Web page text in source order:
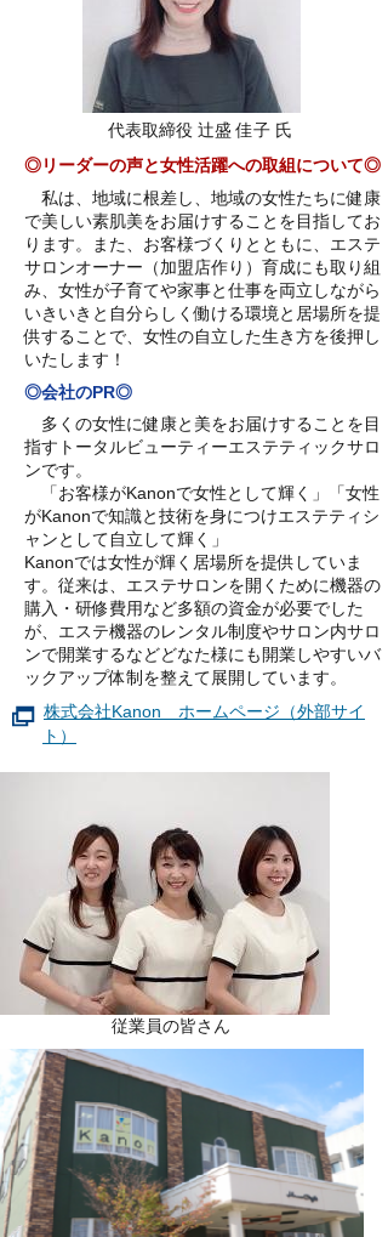
代表取締役 辻盛 佳子 氏
◎リーダーの声と女性活躍への取組について◎
私は、地域に根差し、地域の女性たちに健康
で美しい素肌美をお届けすることを目指してお
ります。また、お客様づくりとともに、エステ
サロンオーナー（加盟店作り）育成にも取り組
み、女性が子育てや家事と仕事を両立しながら
いきいきと自分らしく働ける環境と居場所を提
供することで、女性の自立した生き方を後押し
いたします！
◎会社のPR◎
多くの女性に健康と美をお届けすることを目
指すトータルビューティーエステティックサロ
ンです。
「お客様がKanonで女性として輝く」「女性
がKanonで知識と技術を身につけエステティシ
ャンとして自立して輝く」
Kanonでは女性が輝く居場所を提供していま
す。従来は、エステサロンを開くために機器の
購入・研修費用など多額の資金が必要でした
が、エステ機器のレンタル制度やサロン内サロ
ンで開業するなどどなた様にも開業しやすいバ
ックアップ体制を整えて展開しています。
株式会社Kanon ホームページ（外部サイ
ト）
従業員の皆さん